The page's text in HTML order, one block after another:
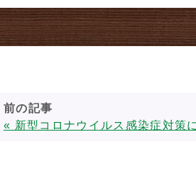
前の記事
« 新型コロナウイルス感染症対策